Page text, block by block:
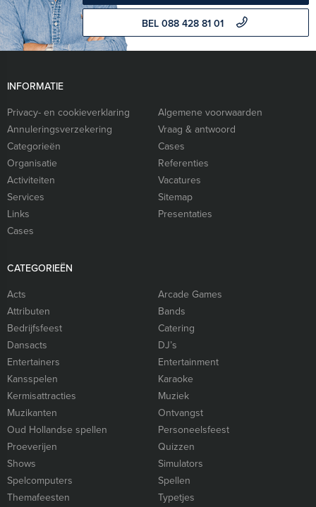
BEL 088 428 81 01
INFORMATIE
Privacy- en cookieverklaring
Algemene voorwaarden
Annuleringsverzekering
Vraag & antwoord
Categorieën
Cases
Organisatie
Referenties
Activiteiten
Vacatures
Services
Sitemap
Links
Presentaties
Cases
CATEGORIEËN
Acts
Arcade Games
Attributen
Bands
Bedrijfsfeest
Catering
Dansacts
DJ’s
Entertainers
Entertainment
Kansspelen
Karaoke
Kermisattracties
Muziek
Muzikanten
Ontvangst
Oud Hollandse spellen
Personeelsfeest
Proeverijen
Quizzen
Shows
Simulators
Spelcomputers
Spellen
Themafeesten
Typetjes